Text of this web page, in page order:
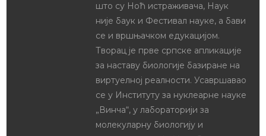
што су Ноћ истраживача, Наук
није баук и Фестивал науке, а бави
се и вршњачком едукацијом.
Творац је прве српске апликације
за наставу биологије базиране на
виртуелној реалности. Усавршавао
се у Институту за нуклеарне науке
„Винча“, у лабораторији за
молекуларну биологију и